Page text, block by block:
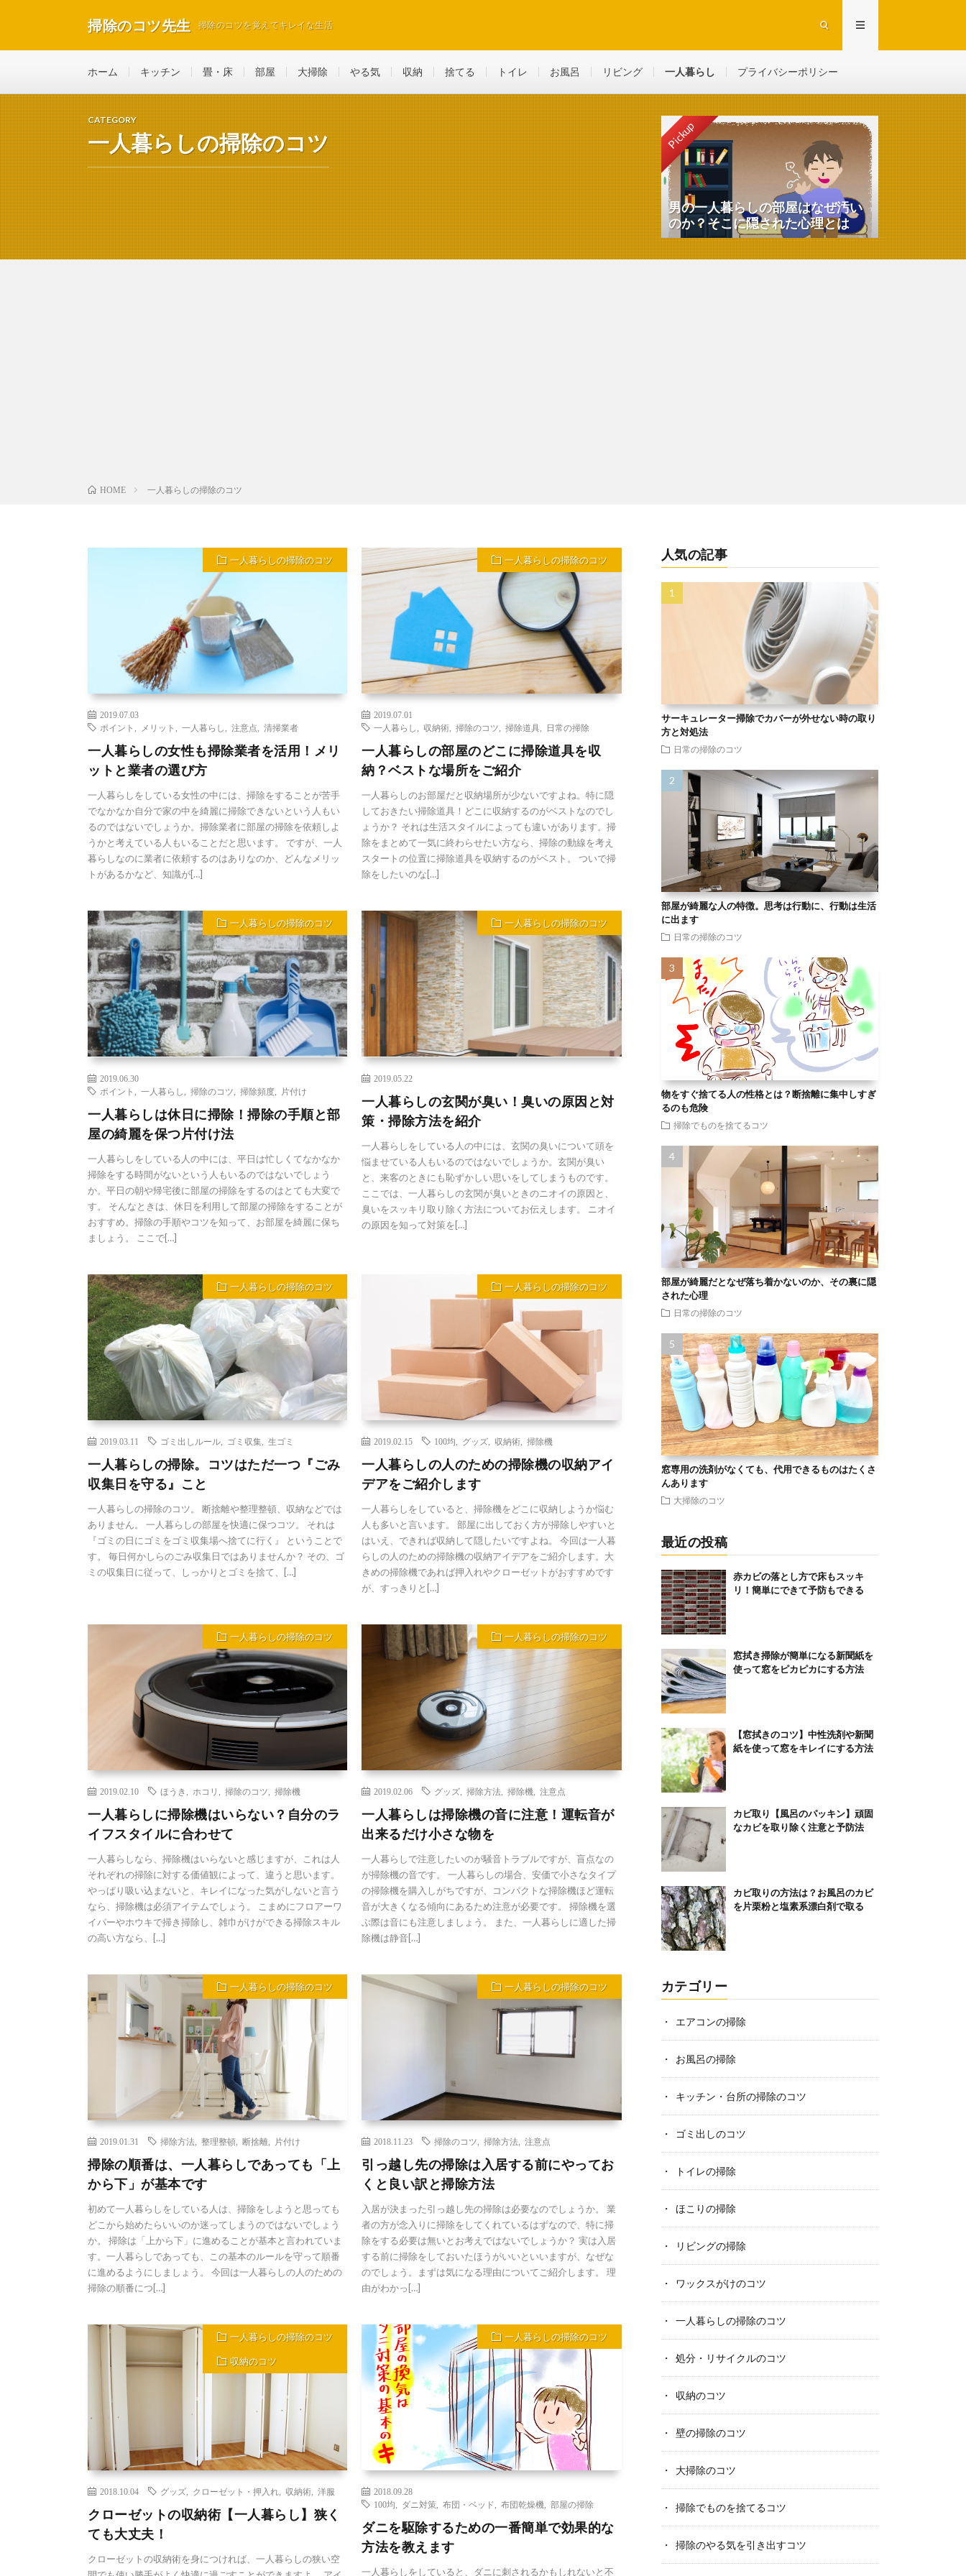
掃除のコツ先生 掃除のコツを覚えてキレイな生活
ホーム キッチン 畳・床 部屋 大掃除 やる気 収納 捨てる トイレ お風呂 リビング 一人暮らし プライバシーポリシー
CATEGORY
一人暮らしの掃除のコツ Pickup
男の一人暮らしの部屋はなぜ汚い
のか？そこに隠された心理とは
HOME 一人暮らしの掃除のコツ
一人暮らしの掃除のコツ
2019.07.03
ポイント
メリット 一人暮らし 注意点 清掃業者
一人暮らしの女性も掃除業者を活用！メリ
ットと業者の選び方
一人暮らしをしている女性の中には、掃除をすることが苦手
でなかなか自分で家の中を綺麗に掃除できないという人もい
るのではないでしょうか。掃除業者に部屋の掃除を依頼しよ
うかと考えている人もいることだと思います。 ですが、一人
暮らしなのに業者に依頼するのはありなのか、どんなメリッ
トがあるかなど、知識が[…]
一人暮らしの掃除のコツ
2019.07.01
一人暮らし
収納術 ,掃除のコツ ,掃除道具 日常の掃除
一人暮らしの部屋のどこに掃除道具を収
納？ベストな場所をご紹介
一人暮らしのお部屋だと収納場所が少ないですよね。特に隠
しておきたい掃除道具！どこに収納するのがベストなのでし
ょうか？ それは生活スタイルによっても違いがあります。掃
除をまとめて一気に終わらせたい方なら、掃除の動線を考え
スタートの位置に掃除道具を収納するのがベスト。 ついで掃
除をしたいのな[…]
一人暮らしの掃除のコツ
2019.06.30
ポイント
一人暮らし 掃除のコツ 掃除頻度 片付け
一人暮らしは休日に掃除！掃除の手順と部
屋の綺麗を保つ片付け法
一人暮らしをしている人の中には、平日は忙しくてなかなか
掃除をする時間がないという人もいるのではないでしょう
か。平日の朝や帰宅後に部屋の掃除をするのはとても大変で
す。 そんなときは、休日を利用して部屋の掃除をすることが
おすすめ。掃除の手順やコツを知って、お部屋を綺麗に保ち
ましょう。 ここで[…]
一人暮らしの掃除のコツ
2019.05.22
一人暮らしの玄関が臭い！臭いの原因と対
策・掃除方法を紹介
一人暮らしをしている人の中には、玄関の臭いについて頭を
悩ませている人もいるのではないでしょうか。玄関が臭い
と、来客のときにも恥ずかしい思いをしてしまうものです。
ここでは、一人暮らしの玄関が臭いときのニオイの原因と、
臭いをスッキリ取り除く方法についてお伝えします。 ニオイ
の原因を知って対策を[…]
一人暮らしの掃除のコツ
2019.03.11 ゴミ出しルール ゴミ収集 生ゴミ
一人暮らしの掃除。コツはただ一つ『ごみ
収集日を守る』こと
一人暮らしの掃除のコツ。 断捨離や整理整頓、収納などでは
ありません。 一人暮らしの部屋を快適に保つコツ。 それは
『ゴミの日にゴミをゴミ収集場へ捨てに行く』 ということで
す。 毎日何かしらのごみ収集日ではありませんか？ その、ゴ
ミの収集日に従って、しっかりとゴミを捨て、[…]
一人暮らしの掃除のコツ
2019.02.15 100均 グッズ 収納術 ,掃除機
一人暮らしの人のための掃除機の収納アイ
デアをご紹介します
一人暮らしをしていると、掃除機をどこに収納しようか悩む
人も多いと言います。 部屋に出しておく方が掃除しやすいと
はいえ、できれば収納して隠したいですよね。 今回は一人暮
らしの人のための掃除機の収納アイデアをご紹介します。大
きめの掃除機であれば押入れやクローゼットがおすすめです
が、すっきりと[…]
一人暮らしの掃除のコツ
2019.02.10 ほうき ホコリ 掃除のコツ 掃除機
一人暮らしに掃除機はいらない？自分のラ
イフスタイルに合わせて
一人暮らしなら、掃除機はいらないと感じますが、これは人
それぞれの掃除に対する価値観によって、違うと思います。
やっぱり吸い込まないと、キレイになった気がしないと言う
なら、掃除機は必須アイテムでしょう。 こまめにフロアーワ
イパーやホウキで掃き掃除し、雑巾がけができる掃除スキル
の高い方なら、[…]
一人暮らしの掃除のコツ
2019.02.06 グッズ ,掃除方法 ,掃除機 ,注意点
一人暮らしは掃除機の音に注意！運転音が
出来るだけ小さな物を
一人暮らしで注意したいのが騒音トラブルですが、盲点なの
が掃除機の音です。 一人暮らしの場合、安価で小さなタイプ
の掃除機を購入しがちですが、コンパクトな掃除機ほど運転
音が大きくなる傾向にあるため注意が必要です。 掃除機を選
ぶ際は音にも注意しましょう。 また、一人暮らしに適した掃
除機は静音[…]
一人暮らしの掃除のコツ
2019.01.31 掃除方法 整理整頓 断捨離 片付け
掃除の順番は、一人暮らしであっても「上
から下」が基本です
初めて一人暮らしをしている人は、掃除をしようと思っても
どこから始めたらいいのか迷ってしまうのではないでしょう
か。 掃除は「上から下」に進めることが基本と言われていま
す。一人暮らしであっても、この基本のルールを守って順番
に進めるようにしましょう。 今回は一人暮らしの人のための
掃除の順番につ[…]
一人暮らしの掃除のコツ
2018.11.23 掃除のコツ ,掃除方法 ,注意点
引っ越し先の掃除は入居する前にやってお
くと良い訳と掃除方法
入居が決まった引っ越し先の掃除は必要なのでしょうか。 業
者の方が念入りに掃除をしてくれているはずなので、特に掃
除をする必要は無いとお考えではないでしょうか？ 実は入居
する前に掃除をしておいたほうがいいといいますが、なぜな
のでしょう。まずは気になる理由についてご紹介します。 理
由がわかっ[…]
一人暮らしの掃除のコツ
収納のコツ
2018.10.04 グッズ クローゼット・押入れ 収納術 洋服
クローゼットの収納術【一人暮らし】狭く
ても大丈夫！
クローゼットの収納術を身につければ、一人暮らしの狭い空
一人暮らしの掃除のコツ
2018.09.28
100均
ダニ対策 ,布団・ベッド ,布団乾燥機 ,部屋の掃除
ダニを駆除するための一番簡単で効果的な
方法を教えます
一人暮らしをしていると、ダニに刺されるかもしれないと不
人気の記事
サーキュレーター掃除でカバーが外せない時の取り
方と対処法
日常の掃除のコツ
部屋が綺麗な人の特徴。思考は行動に、行動は生活
に出ます
日常の掃除のコツ
物をすぐ捨てる人の性格とは？断捨離に集中しすぎ
るのも危険
掃除でものを捨てるコツ
部屋が綺麗だとなぜ落ち着かないのか、その裏に隠
された心理
日常の掃除のコツ
窓専用の洗剤がなくても、代用できるものはたくさ
んあります
大掃除のコツ
最近の投稿
赤カビの落とし方で床もスッキ
リ！簡単にできて予防もできる
窓拭き掃除が簡単になる新聞紙を
使って窓をピカピカにする方法
【窓拭きのコツ】中性洗剤や新聞
紙を使って窓をキレイにする方法
カビ取り【風呂のパッキン】頑固
なカビを取り除く注意と予防法
カビ取りの方法は？お風呂のカビ
を片栗粉と塩素系漂白剤で取る
カテゴリー
エアコンの掃除
お風呂の掃除
キッチン・台所の掃除のコツ
ゴミ出しのコツ
トイレの掃除
ほこりの掃除
リビングの掃除
ワックスがけのコツ
一人暮らしの掃除のコツ
処分・リサイクルのコツ
収納のコツ
壁の掃除のコツ
大掃除のコツ
掃除でものを捨てるコツ
掃除のやる気を引き出すコツ